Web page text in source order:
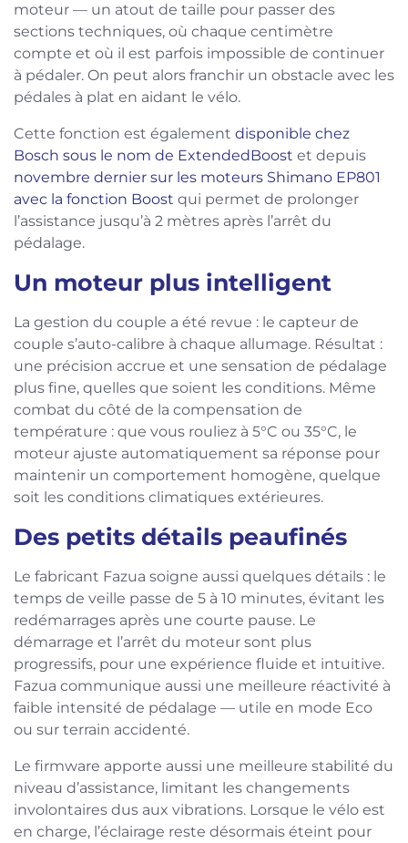
moteur — un atout de taille pour passer des
sections techniques, où chaque centimètre
compte et où il est parfois impossible de continuer
à pédaler. On peut alors franchir un obstacle avec les
pédales à plat en aidant le vélo.
Cette fonction est également disponible chez
Bosch sous le nom de ExtendedBoost et depuis
novembre dernier sur les moteurs Shimano EP801
avec la fonction Boost qui permet de prolonger
l’assistance jusqu’à 2 mètres après l’arrêt du
pédalage.
Un moteur plus intelligent
La gestion du couple a été revue : le capteur de
couple s’auto-calibre à chaque allumage. Résultat :
une précision accrue et une sensation de pédalage
plus fine, quelles que soient les conditions. Même
combat du côté de la compensation de
température : que vous rouliez à 5°C ou 35°C, le
moteur ajuste automatiquement sa réponse pour
maintenir un comportement homogène, quelque
soit les conditions climatiques extérieures.
Des petits détails peaufinés
Le fabricant Fazua soigne aussi quelques détails : le
temps de veille passe de 5 à 10 minutes, évitant les
redémarrages après une courte pause. Le
démarrage et l’arrêt du moteur sont plus
progressifs, pour une expérience fluide et intuitive.
Fazua communique aussi une meilleure réactivité à
faible intensité de pédalage — utile en mode Eco
ou sur terrain accidenté.
Le firmware apporte aussi une meilleure stabilité du
niveau d’assistance, limitant les changements
involontaires dus aux vibrations. Lorsque le vélo est
en charge, l’éclairage reste désormais éteint pour